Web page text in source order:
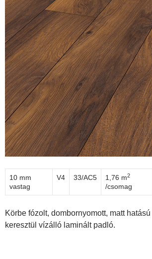
10 mm
vastag
V4 33/AC5 1,76 m2
/csomag
Körbe fózolt, dombornyomott, matt
keresztül vízálló laminált padló.